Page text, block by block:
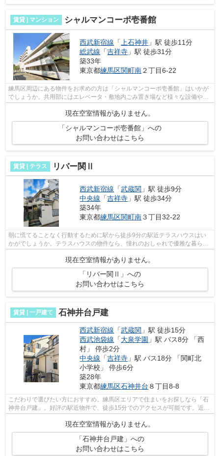
賃貸 | マンション シャルマンコーポ壱番館
西武新宿線 「 上石神井 」駅 徒歩11分
総武線 「吉祥寺 」駅 徒歩31分
築33年
東京都練馬区関町南２丁目6-22
練馬区周辺にある物件をお求めの方は「シャルマンコーポ壱番館」はいかが
でしょうか。共用部にはエレベータ・敷地内ごみ置き場など様々な設備やサ
ービスが揃っているので便利です。通...
現在空室情報がありません。
「シャルマンコーポ壱番館」への
お問い合わせはこちら
賃貸 | テラス リバー関Ⅱ
西武新宿線 「武蔵関 」駅 徒歩9分
中央線 「吉祥寺 」駅 徒歩34分
築34年
東京都練馬区関町南３丁目32-22
朝に慌てることなく行動するために駅から徒歩9分の駅近テラスハウスはい
かがでしょうか。テラスハウスの物件なら、憧れのおしゃれで優雅な暮らし
を実現できます。ご希望の条件やこだわ...
現在空室情報がありません。
「リバー関Ⅱ」への
お問い合わせはこちら
賃貸 | 一戸建て 石神井台戸建
西武新宿線 「武蔵関 」駅 徒歩15分
西武池袋線 「大泉学園 」駅 バス8分 「西
村」 停歩2分
中央線 「吉祥寺 」駅 バス18分 「関町北
小学校」 停歩6分
築28年
東京都練馬区石神井台 ８丁目8-8
こだわりで選びたい方におすすめ。練馬区エリアで住まいをお探しなら「石
神井台戸建」。好評の駅近物件で、徒歩15分でのアクセスが可能です。近く
現在空室情報がありません。
「石神井台戸建」への
お問い合わせはこちら